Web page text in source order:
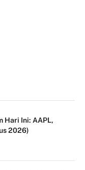
Hari Ini: AAPL,
2026)